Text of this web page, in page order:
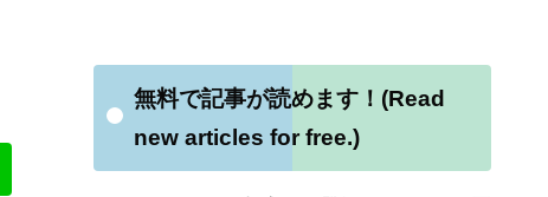
無料で記事が読めます！(Read
new articles for free.)